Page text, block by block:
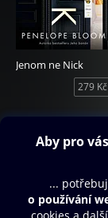
Jenom ne Nick
279 Kč
Obsah ke stažení
Další zábava